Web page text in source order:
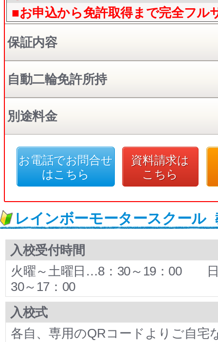
■お申込から免許取得まで完全フル
保証内容
自動二輪免許所持
別途料金
お電話でお問合せ
はこちら
資料請求は
こちら
レインボーモータースクール
入校受付時間
火曜～土曜日…8：30～19：00
30～17：00
入校式
各自、専用のQRコードよりご自宅